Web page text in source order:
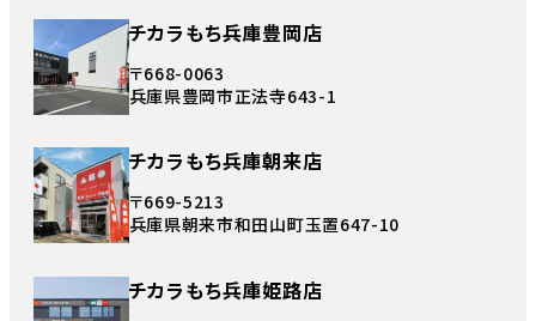
チカラもち兵庫豊岡店
〒668-0063
兵庫県豊岡市正法寺643-1
チカラもち兵庫朝来店
〒669-5213
兵庫県朝来市和田山町玉置647-10
チカラもち兵庫姫路店